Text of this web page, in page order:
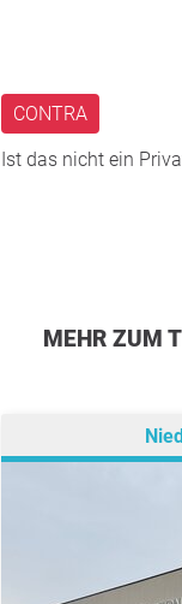
CONTRA
Ist das nicht ein
MEHR ZUM